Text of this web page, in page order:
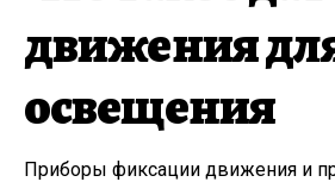
движения
освещения
Приборы фиксации движения и